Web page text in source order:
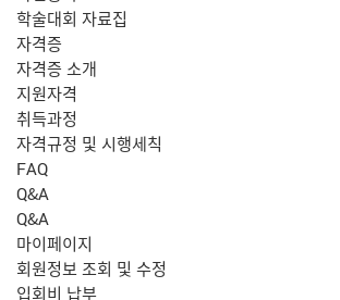
학술대회 자료집
자격증
자격증 소개
지원자격
취득과정
자격규정 및 시행세칙
FAQ
Q&A
Q&A
마이페이지
회원정보 조회 및 수정
입회비 납부